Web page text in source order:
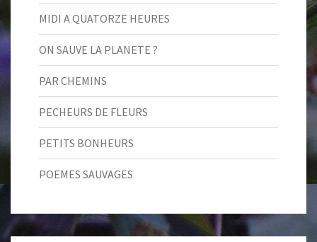
MIDI A QUATORZE HEURES
ON SAUVE LA PLANETE ?
PAR CHEMINS
PECHEURS DE FLEURS
PETITS BONHEURS
POEMES SAUVAGES